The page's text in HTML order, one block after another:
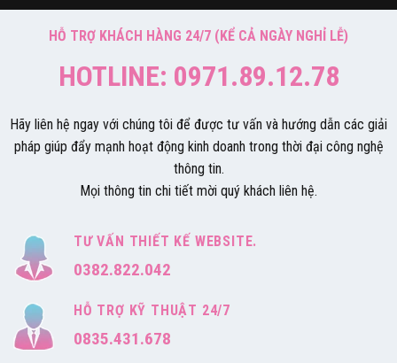
HỖ TRỢ KHÁCH HÀNG 24/7 (KỂ CẢ NGÀY NGHỈ LỄ)
HOTLINE: 0971.89.12.78
Hãy liên hệ ngay với chúng tôi để được tư vấn và hướng dẫn các giải
pháp giúp đẩy mạnh hoạt động kinh doanh trong thời đại công nghệ
thông tin.
Mọi thông tin chi tiết mời quý khách liên hệ.
TƯ VẤN THIẾT KẾ WEBSITE.
0382.822.042
HỖ TRỢ KỸ THUẬT 24/7
0835.431.678